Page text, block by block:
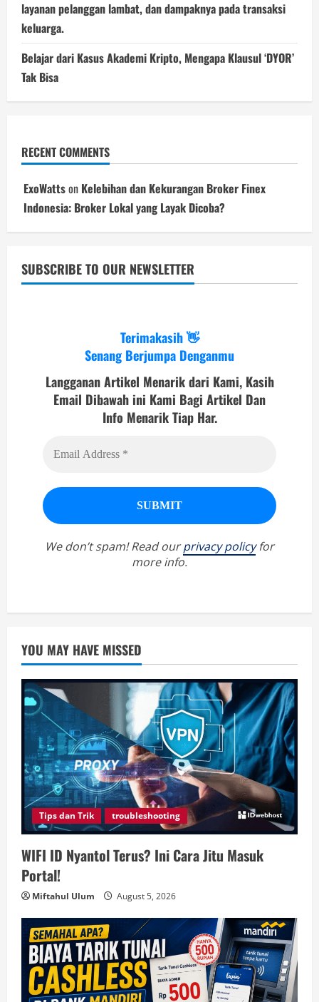
layanan pelanggan lambat, dan dampaknya pada transaksi
keluarga.
Belajar dari Kasus Akademi Kripto, Mengapa Klausul ‘DYOR’
Tak Bisa
RECENT COMMENTS
ExoWattson Kelebihan dan Kekurangan Broker Finex
Indonesia: Broker Lokal yang Layak Dicoba?
SUBSCRIBE TO OUR NEWSLETTER
Terimakasih 👋
Senang Berjumpa Denganmu
Langganan Artikel Menarik dari Kami, Kasih
Email Dibawah ini Kami Bagi Artikel Dan
Info Menarik Tiap Har.
We don’t spam! Read ourprivacy policyfor
more info.
YOU MAY HAVE MISSED
Tips dan Trik troubleshooting
WIFI ID Nyantol Terus? Ini Cara Jitu Masuk
Portal!
Miftahul Ulum August 5, 2026